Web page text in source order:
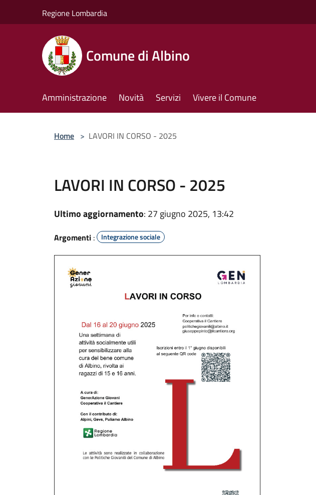
Regione Lombardia
Comune di Albino
Amministrazione Novità Servizi Vivere il Comune
Home > LAVORI IN CORSO - 2025
LAVORI IN CORSO - 2025
Ultimo aggiornamento: 27 giugno 2025, 13:42
Argomenti : Integrazione sociale